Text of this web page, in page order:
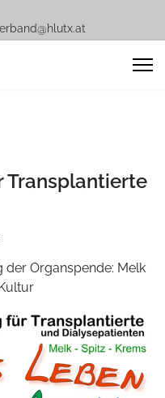
Transplantierte
der Organspende: Melk